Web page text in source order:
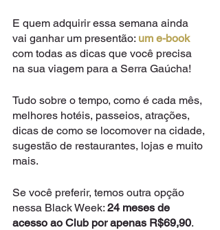
E quem adquirir essa semana ainda
vai ganhar um presentão: um e-book
com todas as dicas que você precisa
na sua viagem para a Serra Gaúcha!
Tudo sobre o tempo, como é cada mês,
melhores hotéis, passeios, atrações,
dicas de como se locomover na cidade,
sugestão de restaurantes, lojas e muito
mais.
Se você preferir, temos outra opção
nessa Black Week: 24 meses de
acesso ao Club por apenas R$69,90.